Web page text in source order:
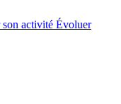
son activité Évoluer